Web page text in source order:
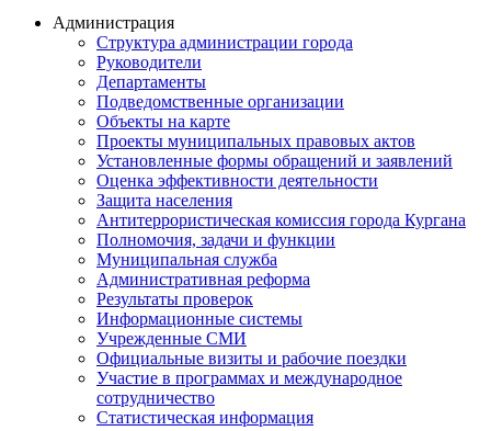
Администрация
Структура администрации города
Руководители
Департаменты
Подведомственные организации
Объекты на карте
Проекты муниципальных правовых актов
Установленные формы обращений и заявлений
Оценка эффективности деятельности
Защита населения
Антитеррористическая комиссия города Кургана
Полномочия, задачи и функции
Муниципальная служба
Административная реформа
Результаты проверок
Информационные системы
Учрежденные СМИ
Официальные визиты и рабочие поездки
Участие в программах и международное
сотрудничество
Статистическая информация